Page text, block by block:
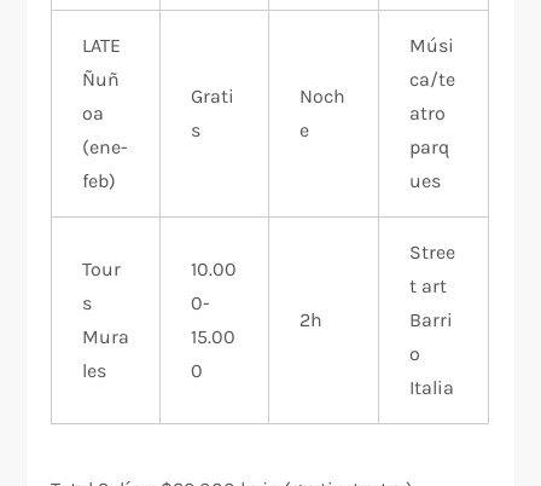
LATE
Ñuñ
oa
(ene-
feb)
Grati
s ​
Noch
e
Músi
ca/te
atro
parq
ues
Tour
s
Mura
les
10.00
0-
15.00
0
2h
Stree
t art
Barri
o
Italia